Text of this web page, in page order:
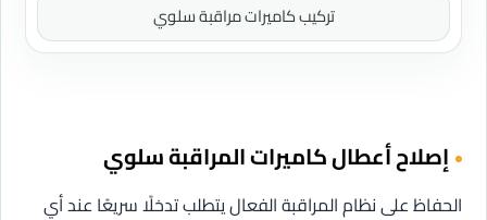
تركيب كاميرات مراقبة سلوي
إصلاح أعطال كاميرات المراقبة سلوي
الحفاظ على نظام المراقبة الفعال يتطلب تدخلًا سريعًا عند أي